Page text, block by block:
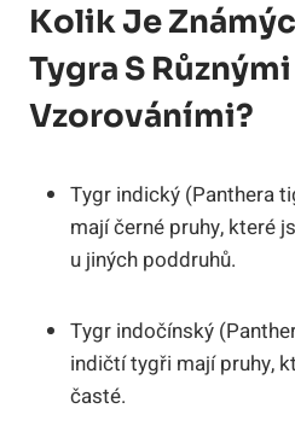
Kolik Je
Tygra S Různými
Vzorováními?
Tygr indický (Panthera
mají černé pruhy, které
u jiných poddruhů.
Tygr indočínský
indičtí tygři mají pruhy,
časté.